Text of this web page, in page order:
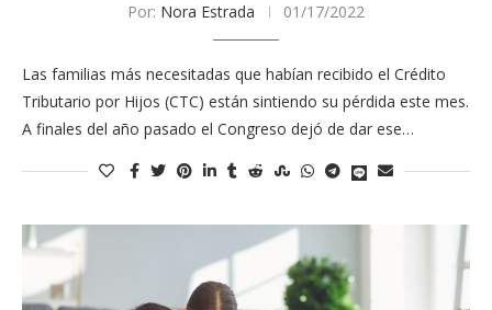
Por: Nora Estrada 01/17/2022
Las familias más necesitadas que habían recibido el Crédito
Tributario por Hijos (CTC) están sintiendo su pérdida este mes.
A finales del año pasado el Congreso dejó de dar ese…